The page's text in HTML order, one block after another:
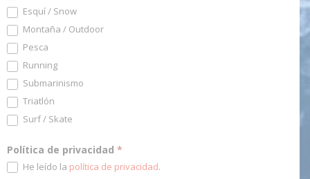
Esquí / Snow
Montaña / Outdoor
Pesca
Running
Submarinismo
Triatlón
Surf / Skate
Política de privacidad *
He leído la política de privacidad.